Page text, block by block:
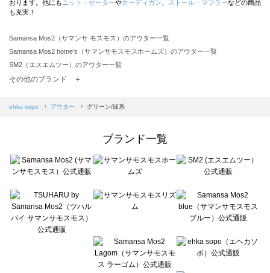
おります。他にも ニット・セーターやカーディガン ストール・マフラーなどの商品
も充実！
Samansa Mos2（サマンサ モスモス）のアウター一覧
Samansa Mos2 home's（サマンサモスモスホームズ）のアウター一覧
SM2（エスエムツー）のアウター一覧
TSUHARU by Samansa Mos2（ツハルバイサマンサモスモス）のアウター一覧
Samansa Mos2 blue（サマンサモスモス ブルー）のアウター一覧
sō4ū（ソウフォーユー）のアウター一覧
Te chichi（テチチ）のアウター一覧
Te chichi CLASSIC（テチチ クラシック）のアウター一覧
Lugnoncure（ルノンキュール）のアウター一覧
BETTY'S BLUE（べティーズブルー）のアウター一覧
Wpc.（ワールドパーティー）のアウター一覧
その他のブランド ＋
ehka sopo アウター グリーン/緑系
ブランド一覧